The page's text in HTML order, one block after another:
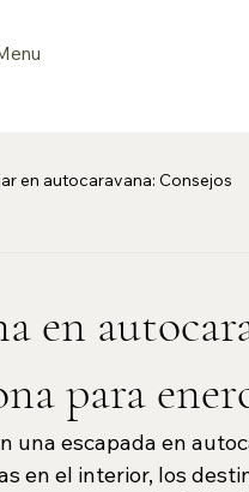
en autocaravana: Consejos
en
para
una escapada en
en el interior, los